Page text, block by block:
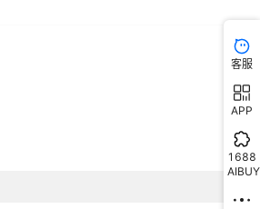
客服
APP
1688
AIBUY